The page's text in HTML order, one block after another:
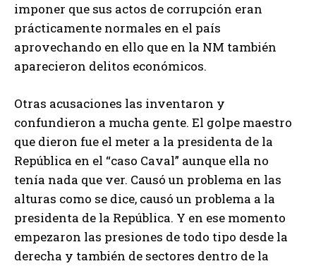
imponer que sus actos de corrupción eran
prácticamente normales en el país
aprovechando en ello que en la NM también
aparecieron delitos económicos.
Otras acusaciones las inventaron y
confundieron a mucha gente. El golpe maestro
que dieron fue el meter a la presidenta de la
República en el “caso Caval” aunque ella no
tenía nada que ver. Causó un problema en las
alturas como se dice, causó un problema a la
presidenta de la República. Y en ese momento
empezaron las presiones de todo tipo desde la
derecha y también de sectores dentro de la